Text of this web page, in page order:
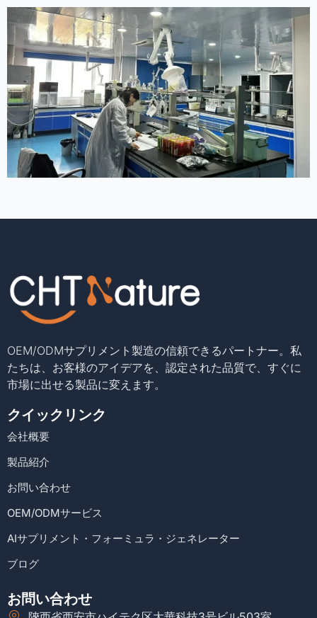
OEM/ODMサプリメント製造の信頼できるパートナー。私
たちは、お客様のアイデアを、認定された品質で、すぐに
市場に出せる製品に変えます。
クイックリンク
会社概要
製品紹介
お問い合わせ
OEM/ODMサービス
AIサプリメント・フォーミュラ・ジェネレーター
ブログ
お問い合わせ